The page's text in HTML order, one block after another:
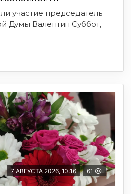
участие председатель
Думы Валентин Суббот,
7 АВГУСТА 2026, 10:16 61